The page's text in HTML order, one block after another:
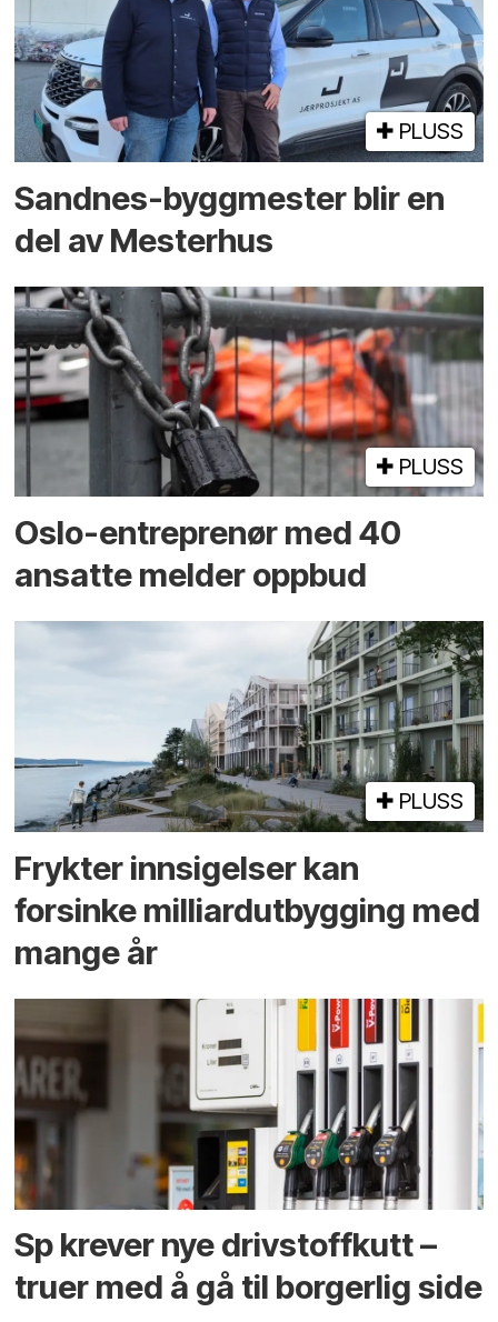
PLUSS
Sandnes-byggmester blir en
del av Mesterhus
PLUSS
Oslo-entreprenør med 40
ansatte melder oppbud
PLUSS
Frykter innsigelser kan
forsinke milliard­utbygging med
mange år
Sp krever nye drivstoffkutt –
truer med å gå til borgerlig side